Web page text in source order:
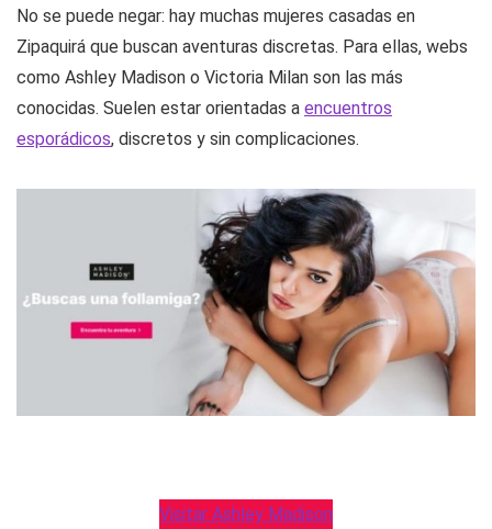
No se puede negar: hay muchas mujeres casadas en
Zipaquirá que buscan aventuras discretas. Para ellas, webs
como Ashley Madison o Victoria Milan son las más
conocidas. Suelen estar orientadas a encuentros
esporádicos, discretos y sin complicaciones.
Visitar Ashley Madison